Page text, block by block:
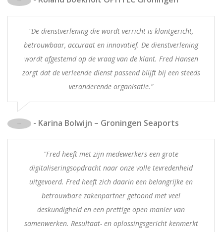
"De dienstverlening die wordt verricht is klantgericht,
betrouwbaar, accuraat en innovatief. De dienstverlening
wordt afgestemd op de vraag van de klant. Fred Hansen
zorgt dat de verleende dienst passend blijft bij een steeds
veranderende organisatie."
- Karina Bolwijn – Groningen Seaports
"Fred heeft met zijn medewerkers een grote
digitaliseringsopdracht naar onze volle tevredenheid
uitgevoerd. Fred heeft zich daarin een belangrijke en
betrouwbare zakenpartner getoond met veel
deskundigheid en een prettige open manier van
samenwerken. Resultaat- en oplossingsgericht kenmerkt